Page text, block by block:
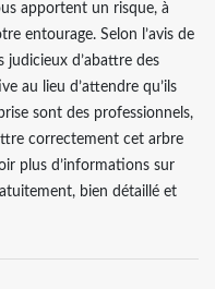
apportent un risque, à
entourage. Selon l’avis de
judicieux d’abattre des
au lieu d’attendre qu’ils
sont des professionnels,
correctement cet arbre
plus d’informations sur
bien détaillé et